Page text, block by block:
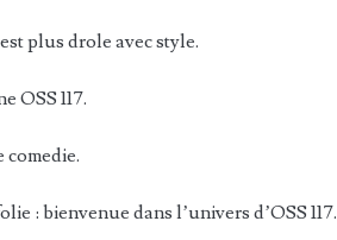
plus drole avec style.
OSS 117.
comedie.
: bienvenue dans l’univers d’OSS 117.